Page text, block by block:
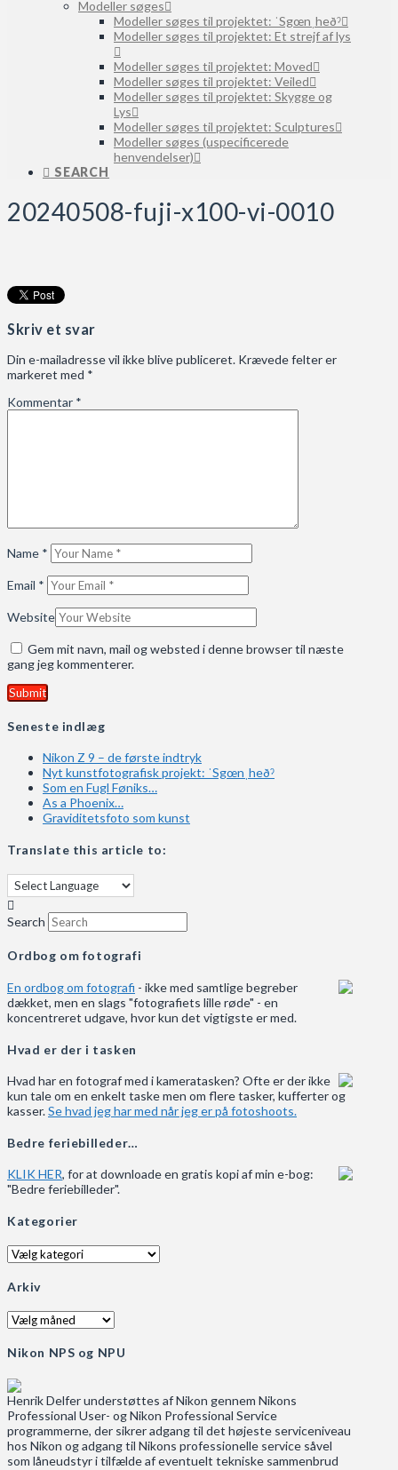
Modeller søges
Modeller søges til projektet: ˈSgœnˌheðˀ
Modeller søges til projektet: Et strejf af lys
Modeller søges til projektet: Moved
Modeller søges til projektet: Veiled
Modeller søges til projektet: Skygge og
Lys
Modeller søges til projektet: Sculptures
Modeller søges (uspecificerede
henvendelser)
SEARCH
20240508-fuji-x100-vi-0010
Skriv et svar
Din e-mailadresse vil ikke blive publiceret. Krævede felter er
markeret med *
Kommentar *
Name *
Email *
Website
Gem mit navn, mail og websted i denne browser til næste
gang jeg kommenterer.
Seneste indlæg
Nikon Z 9 – de første indtryk
Nyt kunstfotografisk projekt: ˈSgœnˌheðˀ
Som en Fugl Føniks…
As a Phoenix…
Graviditetsfoto som kunst
Translate this article to:
Search
Ordbog om fotografi
En ordbog om fotografi - ikke med samtlige begreber
dækket, men en slags "fotografiets lille røde" - en
koncentreret udgave, hvor kun det vigtigste er med.
Hvad er der i tasken
Hvad har en fotograf med i kameratasken? Ofte er der ikke
kun tale om en enkelt taske men om flere tasker, kufferter og
kasser.Se hvad jeg har med når jeg er på fotoshoots.
Bedre feriebilleder…
KLIK HER, for at downloade en gratis kopi af min e-bog:
"Bedre feriebilleder".
Kategorier
Kategorier
Arkiv
Arkiv
Nikon NPS og NPU
Henrik Delfer understøttes af Nikon gennem Nikons
Professional User- og Nikon Professional Service
programmerne, der sikrer adgang til det højeste serviceniveau
hos Nikon og adgang til Nikons professionelle service såvel
som låneudstyr i tilfælde af eventuelt tekniske sammenbrud